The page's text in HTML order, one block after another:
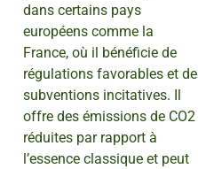
dans certains pays
européens comme la
France, où il bénéficie de
régulations favorables et de
subventions incitatives. Il
offre des émissions de CO2
réduites par rapport à
l’essence classique et peut